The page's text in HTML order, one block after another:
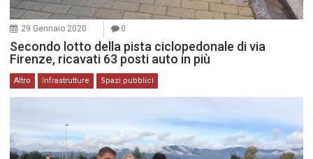
29 Gennaio 2020 0
Secondo lotto della pista ciclopedonale di via
Firenze, ricavati 63 posti auto in più
Altro Infrastrutture Spazi pubblici